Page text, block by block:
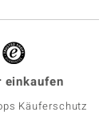
einkaufen
Käuferschutz